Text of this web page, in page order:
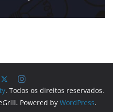
. Todos os direitos reservados.
Powered by WordPress.